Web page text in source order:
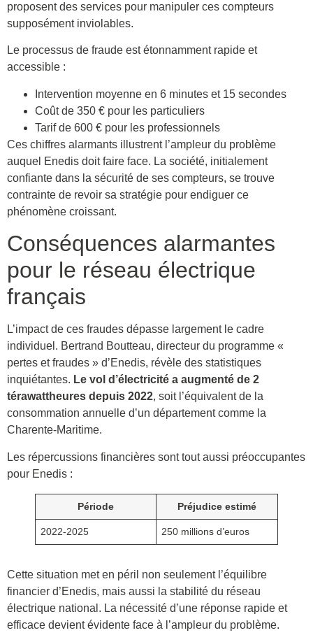
proposent des services pour manipuler ces compteurs
supposément inviolables.
Le processus de fraude est étonnamment rapide et
accessible :
Intervention moyenne en 6 minutes et 15 secondes
Coût de 350 € pour les particuliers
Tarif de 600 € pour les professionnels
Ces chiffres alarmants illustrent l’ampleur du problème
auquel Enedis doit faire face. La société, initialement
confiante dans la sécurité de ses compteurs, se trouve
contrainte de revoir sa stratégie pour endiguer ce
phénomène croissant.
Conséquences alarmantes
pour le réseau électrique
français
L’impact de ces fraudes dépasse largement le cadre
individuel. Bertrand Boutteau, directeur du programme «
pertes et fraudes » d’Enedis, révèle des statistiques
inquiétantes. Le vol d’électricité a augmenté de 2
térawattheures depuis 2022, soit l’équivalent de la
consommation annuelle d’un département comme la
Charente-Maritime.
Les répercussions financières sont tout aussi préoccupantes
pour Enedis :
Période Préjudice estimé
2022-2025 250 millions d’euros
Cette situation met en péril non seulement l’équilibre
financier d’Enedis, mais aussi la stabilité du réseau
électrique national. La nécessité d’une réponse rapide et
efficace devient évidente face à l’ampleur du problème.